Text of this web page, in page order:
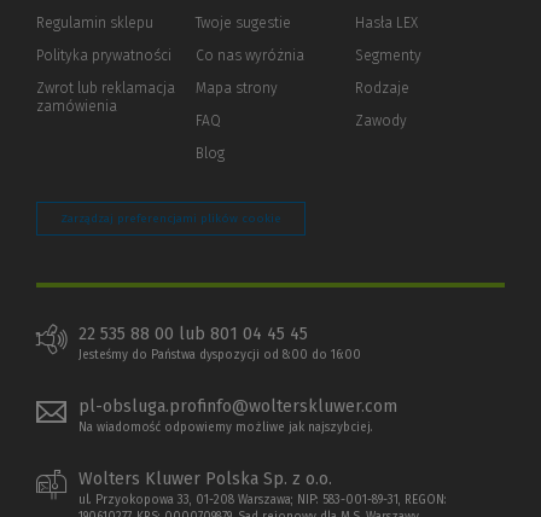
Regulamin sklepu
Polityka prywatności (Nowe
(Link
innej
Zwrot lub reklamacja
zamówienia
innej
strony)
Twoje sugestie
Co nas wyróżnia
Mapa strony
FAQ
Blog
Hasła LEX
Segmenty
Rodzaje
Zawody
Zarządzaj preferencjami plików cookie
22 535 88 00 lub 801 04 45 45
Jesteśmy do Państwa dyspozycji od 8:00 do 16:00
pl-obsluga.profinfo@wolterskluwer.com
Na wiadomość odpowiemy możliwe jak najszybciej.
Wolters Kluwer Polska Sp. z o.o.
ul. Przyokopowa 33, 01-208 Warszawa; NIP: 583-001-89-31, REGON: